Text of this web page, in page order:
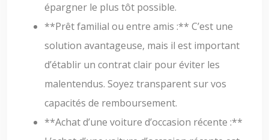
épargner le plus tôt possible.
**Prêt familial ou entre amis :** C’est une
solution avantageuse, mais il est important
d’établir un contrat clair pour éviter les
malentendus. Soyez transparent sur vos
capacités de remboursement.
**Achat d’une voiture d’occasion récente :**